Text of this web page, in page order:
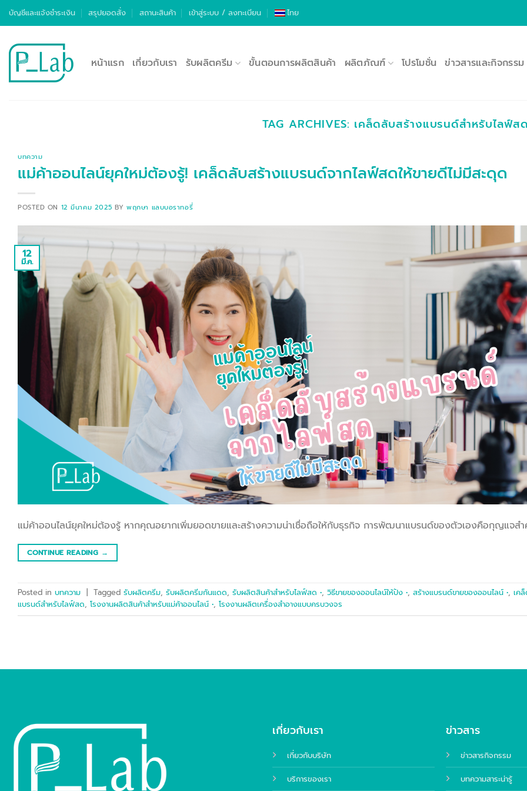
ข้าม
เนื้อหา
บัญชีและแจ้งชำระเงิน สรุปยอดสั่ง สถานะสินค้า เข้าสู่ระบบ / ลงทะเบียน ไทย
หน้าแรก เกี่ยวกับเรา รับผลิตครีม ขั้นตอนการผลิตสินค้า ผลิตภัณฑ์ โปรโมชั่น ข่าวสารและกิจกรรม
TAG ARCHIVES: เคล็ดลับสร้างแบรนด์สำหรับไลฟ์ส
บทความ
แม่ค้าออนไลน์ยุคใหม่ต้องรู้! เคล็ดลับสร้างแบรนด์จากไลฟ์สดให้ขายดีไม่มีสะดุด
POSTED ON 12 มีนาคม 2025 BYพฤกษา แลบบอราทอรี่
12
มี.ค.
แม่ค้าออนไลน์ยุคใหม่ต้องรู้ หากคุณอยากเพิ่มยอดขายและสร้างความน่าเชื่อถือให้กับธุรกิจ การพัฒนาแบรนด์ของตัวเองคือกุญแจส
CONTINUE READING →
Posted in บทความ Tagged รับผลิตครีม, รับผลิตครีมกันแดด, รับผลิตสินค้าสำหรับไลฟ์สด •, วิธีขายของออนไลน์ให้ปัง •, สร้างแบรนด์ขายของออนไลน์ •, เค
แบรนด์สำหรับไลฟ์สด, โรงงานผลิตสินค้าสำหรับแม่ค้าออนไลน์ •, โรงงานผลิตเครื่องสำอางแบบครบวงจร
เกี่ยวกับเรา
เกี่ยวกับบริษัท
บริการของเรา
ข่าวสาร
ข่าวสารกิจกรรม
บทความสาระน่ารู้